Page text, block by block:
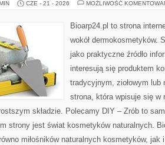
CZE - 21 - 2026 MOŻLIWOŚĆ
Bioarp24.pl to strona
wokół dermokosmetyków.
jako praktyczne źródło
interesują się produktem
tradycyjnym, ziołowym lub
strona, która wpisuje się w
składzie. Polecamy DIY – Zrób to
strony jest świat kosmetyków naturalnych.
miłośników naturalnych kosmetyków,